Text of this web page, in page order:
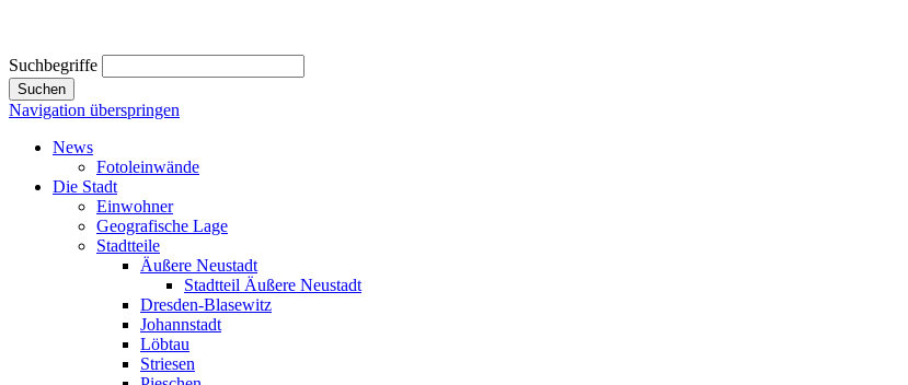
Suchbegriffe
Suchen
Navigation überspringen
News
Fotoleinwände
Die Stadt
Einwohner
Geografische Lage
Stadtteile
Äußere Neustadt
Stadtteil Äußere Neustadt
Dresden-Blasewitz
Johannstadt
Löbtau
Striesen